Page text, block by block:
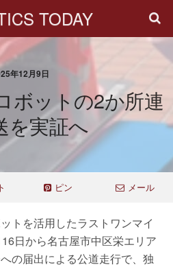
TODAY
年12月9日
ボットの2か所連
を実証へ
ピン メール
トを活用したラストワンマイ
日から名古屋市中区栄エリア
の届出による公道走行で、独